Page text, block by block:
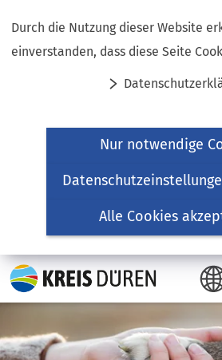
Durch die Nutzung dieser Website
einverstanden, dass diese Seite
Nur notwendige
Alle Cookies
Inhalt anspringen